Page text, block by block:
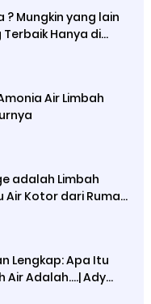
? Mungkin yang lain
Hanya di
Air Limbah
adalah Limbah
Air Kotor dari Rumah
Lengkap: Apa Itu
Air Adalah....| Ady